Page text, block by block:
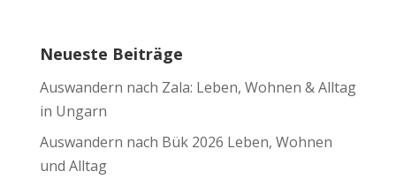
Neueste Beiträge
Auswandern nach Zala: Leben, Wohnen & Alltag
in Ungarn
Auswandern nach Bük 2026 Leben, Wohnen
und Alltag